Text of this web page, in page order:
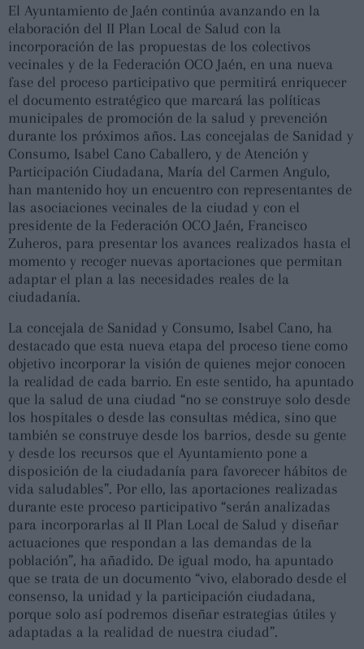
El Ayuntamiento de Jaén continúa avanzando en la
elaboración del II Plan Local de Salud con la
incorporación de las propuestas de los colectivos
vecinales y de la Federación OCO Jaén, en una nueva
fase del proceso participativo que permitirá enriquecer
el documento estratégico que marcará las políticas
municipales de promoción de la salud y prevención
durante los próximos años. Las concejalas de Sanidad y
Consumo, Isabel Cano Caballero, y de Atención y
Participación Ciudadana, María del Carmen Angulo,
han mantenido hoy un encuentro con representantes de
las asociaciones vecinales de la ciudad y con el
presidente de la Federación OCO Jaén, Francisco
Zuheros, para presentar los avances realizados hasta el
momento y recoger nuevas aportaciones que permitan
adaptar el plan a las necesidades reales de la
ciudadanía.
La concejala de Sanidad y Consumo, Isabel Cano, ha
destacado que esta nueva etapa del proceso tiene como
objetivo incorporar la visión de quienes mejor conocen
la realidad de cada barrio. En este sentido, ha apuntado
que la salud de una ciudad “no se construye solo desde
los hospitales o desde las consultas médica, sino que
también se construye desde los barrios, desde su gente
y desde los recursos que el Ayuntamiento pone a
disposición de la ciudadanía para favorecer hábitos de
vida saludables”. Por ello, las aportaciones realizadas
durante este proceso participativo “serán analizadas
para incorporarlas al II Plan Local de Salud y diseñar
actuaciones que respondan a las demandas de la
población”, ha añadido. De igual modo, ha apuntado
que se trata de un documento “vivo, elaborado desde el
consenso, la unidad y la participación ciudadana,
porque solo así podremos diseñar estrategias útiles y
adaptadas a la realidad de nuestra ciudad”.